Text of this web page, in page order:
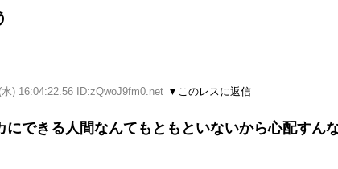
水) 16:04:22.56 ID:zQwoJ9fm0.net ▼このレスに返信
できる人間なんてもともといないから心配すん